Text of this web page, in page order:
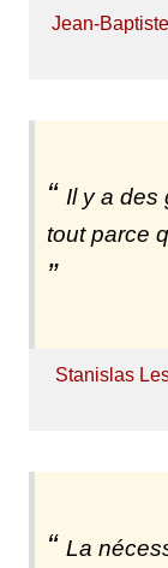
Jean-
Il y a des
tout parce
Stanislas
La